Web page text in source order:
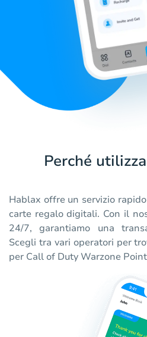
Perché
Hablax offre un servizio
carte regalo digitali. Con il
24/7, garantiamo una
Scegli tra vari operatori per
per Call of Duty Warzone